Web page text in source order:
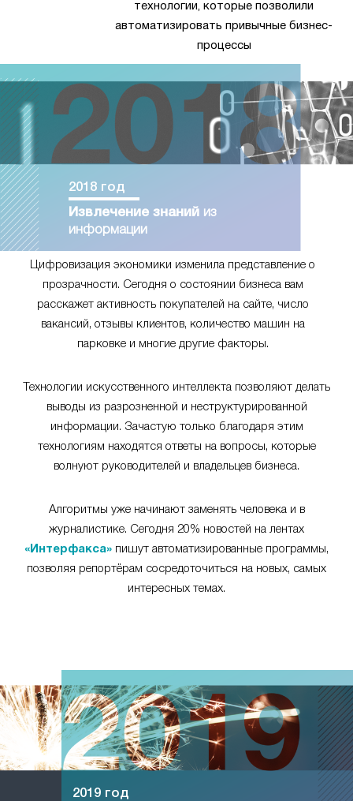
технологии, которые позволили
автоматизировать привычные бизнес-
процессы
2018 год
Извлечение знаний из
информации
Цифровизация экономики изменила представление о
прозрачности. Сегодня о состоянии бизнеса вам
расскажет активность покупателей на сайте, число
вакансий, отзывы клиентов, количество машин на
парковке и многие другие факторы.
Технологии искусственного интеллекта позволяют делать
выводы из разрозненной и неструктурированной
информации. Зачастую только благодаря этим
технологиям находятся ответы на вопросы, которые
волнуют руководителей и владельцев бизнеса.
Алгоритмы уже начинают заменять человека и в
журналистике. Сегодня 20% новостей на лентах
«Интерфакса» пишут автоматизированные программы,
позволяя репортёрам сосредоточиться на новых, самых
интересных темах.
2019 год